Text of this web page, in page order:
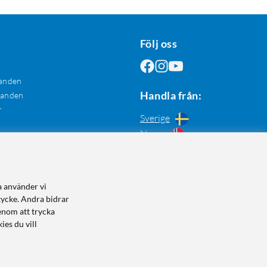
Följ oss
Handla från:
Sverige
Norge
använder vi
Andra bidrar
att trycka
du vill